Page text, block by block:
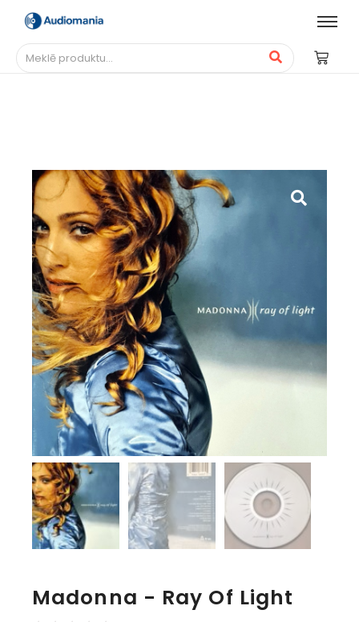
Madonna - Ray Of Light